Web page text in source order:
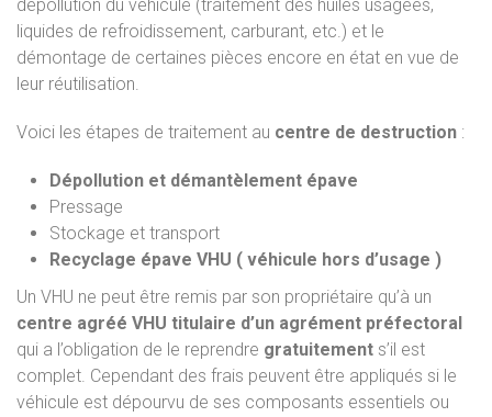
dépollution du véhicule (traitement des huiles usagées,
liquides de refroidissement, carburant, etc.) et le
démontage de certaines pièces encore en état en vue de
leur réutilisation.
Voici les étapes de traitement au centre de destruction :
Dépollution et démantèlement épave
Pressage
Stockage et transport
Recyclage épave VHU ( véhicule hors d’usage )
Un VHU ne peut être remis par son propriétaire qu’à un
centre agréé VHU titulaire d’un agrément préfectoral
qui a l’obligation de le reprendre gratuitement s’il est
complet. Cependant des frais peuvent être appliqués si le
véhicule est dépourvu de ses composants essentiels ou